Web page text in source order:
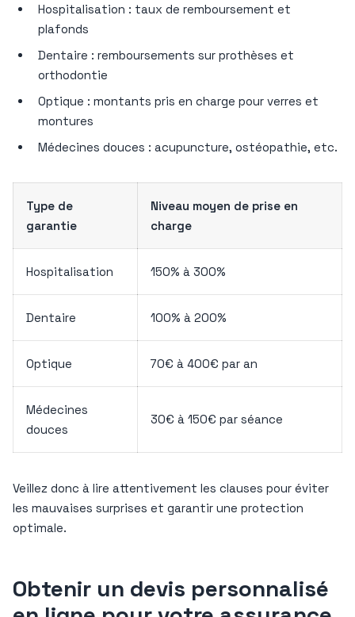
Hospitalisation : taux de remboursement et
plafonds
Dentaire : remboursements sur prothèses et
orthodontie
Optique : montants pris en charge pour verres et
montures
Médecines douces : acupuncture, ostéopathie, etc.
Type de
garantie
Niveau moyen de prise en
charge
Hospitalisation 150% à 300%
Dentaire 100% à 200%
Optique 70€ à 400€ par an
Médecines
douces
30€ à 150€ par séance
Veillez donc à lire attentivement les clauses pour éviter
les mauvaises surprises et garantir une protection
optimale.
Obtenir un devis personnalisé